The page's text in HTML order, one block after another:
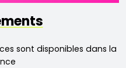
sont disponibles dans la